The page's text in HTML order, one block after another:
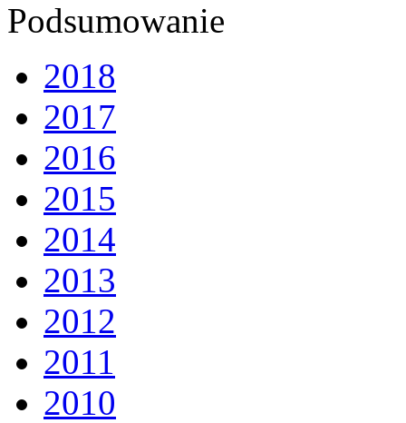
Podsumowanie
2018
2017
2016
2015
2014
2013
2012
2011
2010